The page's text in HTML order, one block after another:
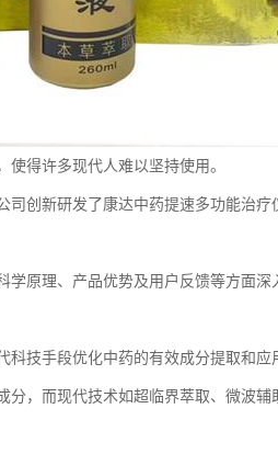
得许多现代人难以坚持使用。
司创新研发了康达中药提速多功能治
学原理、产品优势及用户反馈等方面深
科技手段优化中药的有效成分提取和
分，而现代技术如超临界萃取、微波